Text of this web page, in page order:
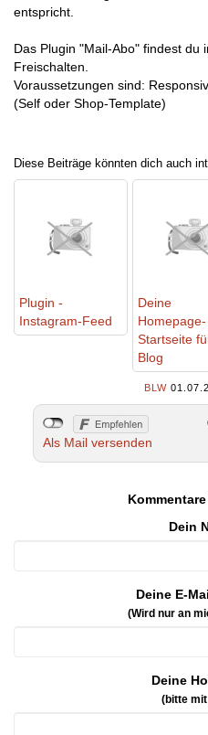
entspricht.
Das Plugin "Mail-Abo" findest du
Freischalten.
Voraussetzungen sind:
(Self oder Shop-Template)
Diese Beiträge könnten dich auch
Plugin -
Instagram-Feed
Deine
Startseite
Blog
BLW
Als Mail versenden
Dein
Deine E-
(Wird nur an
Deine
(bitte